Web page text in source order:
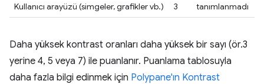
Kullanıcı arayüzü (simgeler, grafikler vb.)
3 tanımlanmadı
Daha yüksek kontrast oranları daha yüksek bir sayı (ör.3
yerine 4, 5 veya 7) ile puanlanır. Puanlama tablosuyla
daha fazla bilgi edinmek için Polypane'ın Kontrast